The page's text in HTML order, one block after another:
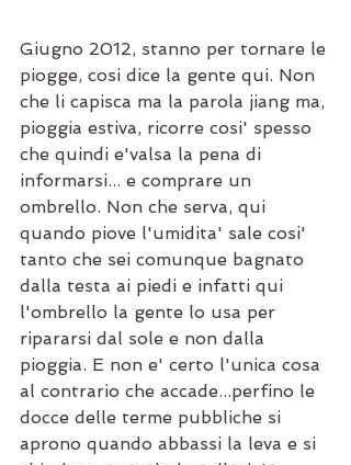
Giugno 2012, stanno per tornare le
piogge, cosi dice la gente qui. Non
che li capisca ma la parola jiang ma,
pioggia estiva, ricorre cosi' spesso
che quindi e'valsa la pena di
informarsi... e comprare un
ombrello. Non che serva, qui
quando piove l'umidita' sale cosi'
tanto che sei comunque bagnato
dalla testa ai piedi e infatti qui
l'ombrello la gente lo usa per
ripararsi dal sole e non dalla
pioggia. E non e' certo l'unica cosa
al contrario che accade...perfino le
docce delle terme pubbliche si
aprono quando abbassi la leva e si